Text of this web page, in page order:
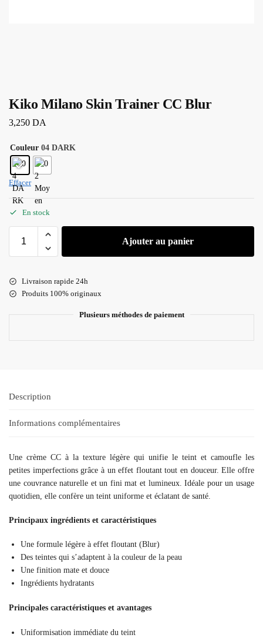
Kiko Milano Skin Trainer CC Blur
3,250 DA
Couleur 04 DARK
Effacer
En stock
Ajouter au panier
Livraison rapide 24h
Produits 100% originaux
Plusieurs méthodes de paiement
Description
Informations complémentaires
Une crème CC à la texture légère qui unifie le teint et camoufle les
petites imperfections grâce à un effet floutant tout en douceur. Elle offre
une couvrance naturelle et un fini mat et lumineux. Idéale pour un usage
quotidien, elle confère un teint uniforme et éclatant de santé.
Principaux ingrédients et caractéristiques
Une formule légère à effet floutant (Blur)
Des teintes qui s’adaptent à la couleur de la peau
Une finition mate et douce
Ingrédients hydratants
Principales caractéristiques et avantages
Uniformisation immédiate du teint